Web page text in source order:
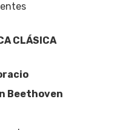
CLÁSICA
Beethoven